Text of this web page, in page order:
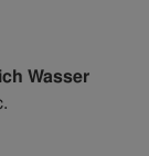
Wasser